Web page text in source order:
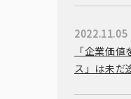
2022.11.05
「企業価
ス」は未だ